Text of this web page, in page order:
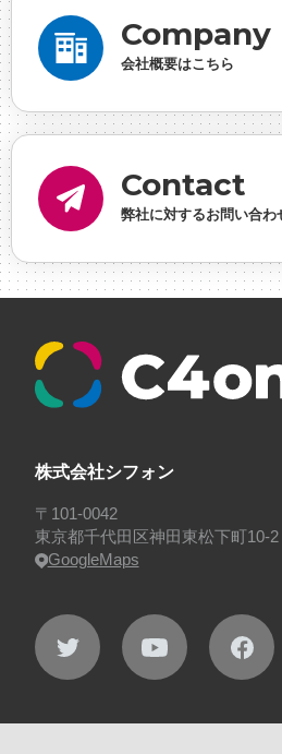
ラム愛
事業実績
#事業紹介 #仕事紹
#休業日
らん
#健康企業宣言 #健康
理・ゲームPM
#勉強会
に理解した
#採用
#採用向け #新卒 #
ュー
#福利厚生
プロジェクト・サービス
#行事
Company
会社概要はこちら
Contact
弊社に対するお問い合わ
株式会社シフォン
〒101-0042
東京都千代田区神田東松下町10-
GoogleMaps